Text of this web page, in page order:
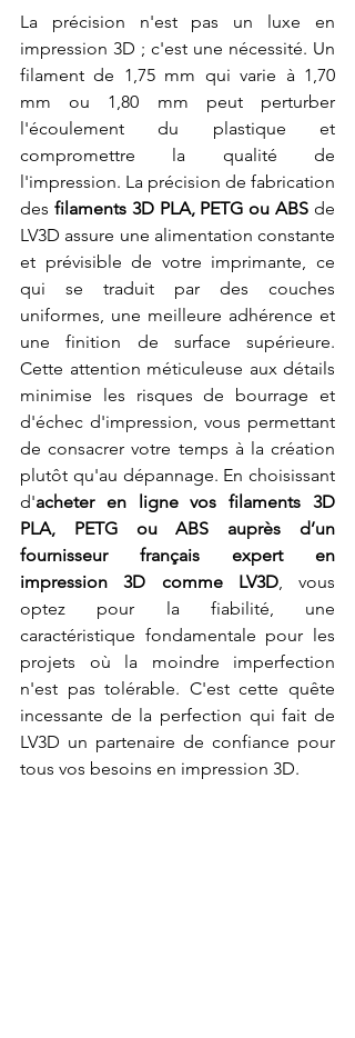
La précision n'est pas un luxe en
impression 3D ; c'est une nécessité. Un
filament de 1,75 mm qui varie à 1,70
mm ou 1,80 mm peut perturber
l'écoulement du plastique et
compromettre la qualité de
l'impression. La précision de fabrication
des filaments 3D PLA, PETG ou ABS de
LV3D assure une alimentation constante
et prévisible de votre imprimante, ce
qui se traduit par des couches
uniformes, une meilleure adhérence et
une finition de surface supérieure.
Cette attention méticuleuse aux détails
minimise les risques de bourrage et
d'échec d'impression, vous permettant
de consacrer votre temps à la création
plutôt qu'au dépannage. En choisissant
d'acheter en ligne vos filaments 3D
PLA, PETG ou ABS auprès d’un
fournisseur français expert en
impression 3D comme LV3D, vous
optez pour la fiabilité, une
caractéristique fondamentale pour les
projets où la moindre imperfection
n'est pas tolérable. C'est cette quête
incessante de la perfection qui fait de
LV3D un partenaire de confiance pour
tous vos besoins en impression 3D.